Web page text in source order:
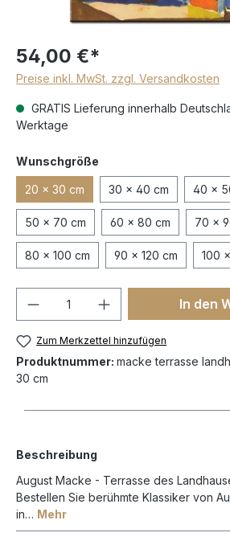
54,00 €*
Preise inkl. MwSt. zzgl. Versandkosten
GRATIS Lieferung innerhalb
Werktage
Wunschgröße
20 x 30 cm 30 x 40 cm 40 x
50 x 70 cm 60 x 80 cm 70 x
80 x 100 cm 90 x 120 cm 100
In den
Zum Merkzettel hinzufügen
Produktnummer: macke terrasse
30 cm
Beschreibung
August Macke - Terrasse des
Bestellen Sie berühmte Klassiker von
in… Mehr